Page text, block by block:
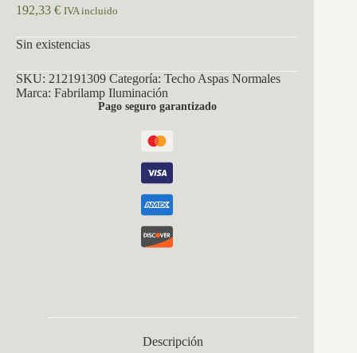
192,33 € IVA incluido
Sin existencias
SKU: 212191309 Categoría: Techo Aspas Normales
Marca: Fabrilamp Iluminación
Pago seguro garantizado
Descripción